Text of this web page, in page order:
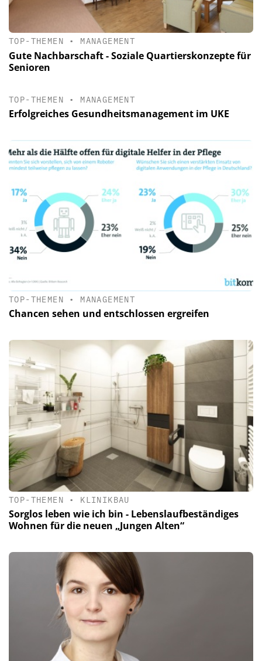
TOP-THEMEN • MANAGEMENT
Gute Nachbarschaft - Soziale Quartierskonzepte für
Senioren
TOP-THEMEN • MANAGEMENT
Erfolgreiches Gesundheitsmanagement im UKE
TOP-THEMEN • MANAGEMENT
Chancen sehen und entschlossen ergreifen
TOP-THEMEN • KLINIKBAU
Sorglos leben wie ich bin - Lebenslaufbeständiges
Wohnen für die neuen „Jungen Alten“